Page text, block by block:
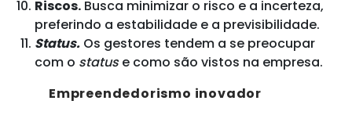
Riscos. Busca minimizar o risco e a incerteza,
preferindo a estabilidade e a previsibilidade.
Status. Os gestores tendem a se preocupar
com o statuse como são vistos na empresa.
Empreendedorismo inovador